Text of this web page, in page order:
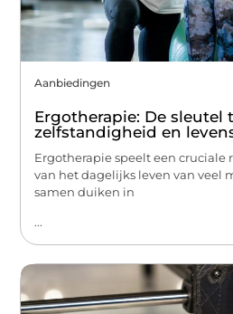
Aanbiedingen
Ergotherapie: De sleutel
zelfstandigheid en
Ergotherapie speelt een cruciale
van het dagelijks leven van veel
samen duiken in
...